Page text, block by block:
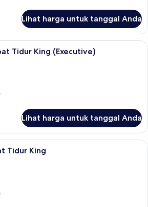
Lihat harga untuk tanggal Anda
Kamar Deluks, 1 Tempat Tidur King
Tidur King (Executive)
Lihat harga untuk tanggal Anda
Suite Deluks, 1 Tempat Tidur King |
Tidur King